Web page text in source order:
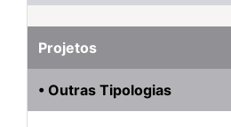
Projetos
• Outras Tipologias